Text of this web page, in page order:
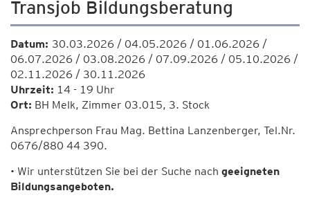
Transjob Bildungsberatung
Datum: 30.03.2026 / 04.05.2026 / 01.06.2026 /
06.07.2026 / 03.08.2026 / 07.09.2026 / 05.10.2026 /
02.11.2026 / 30.11.2026
Uhrzeit: 14 - 19 Uhr
Ort: BH Melk, Zimmer 03.015, 3. Stock
Ansprechperson Frau Mag. Bettina Lanzenberger, Tel.Nr.
0676/880 44 390.
• Wir unterstützen Sie bei der Suche nach geeigneten
Bildungsangeboten.